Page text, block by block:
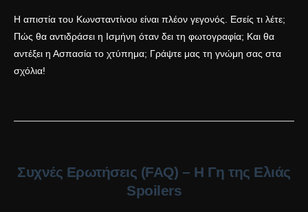
Η απιστία του Κωνσταντίνου είναι πλέον γεγονός. Εσείς τι λέτε;
Πώς θα αντιδράσει η Ισμήνη όταν δει τη φωτογραφία; Και θα
αντέξει η Ασπασία το χτύπημα; Γράψτε μας τη γνώμη σας στα
σχόλια!
Συχνές Ερωτήσεις (FAQ) – Η Γη της Ελιάς
Spoilers